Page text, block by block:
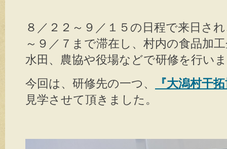
８／２２～９／１５の日程で来日さ
～９／７まで滞在し、村内の食品加
水田、農協や役場などで研修を行い
今回は、研修先の一つ、
『大潟村干
見学させて頂きました。